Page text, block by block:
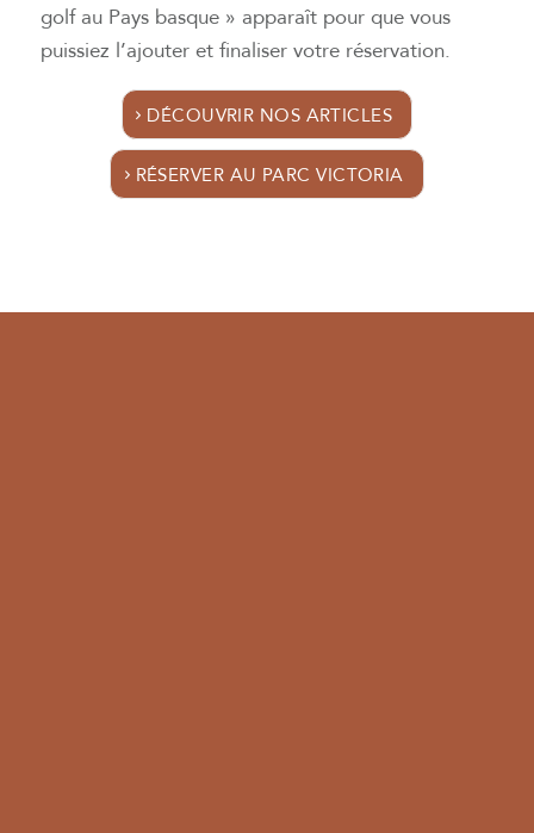
golf au Pays basque » apparaît pour que vous
puissiez l’ajouter et finaliser votre réservation.
DÉCOUVRIR NOS ARTICLES
RÉSERVER AU PARC VICTORIA